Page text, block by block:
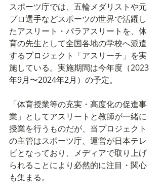
スポーツ庁では、五輪メダリストや元
プロ選手などスポーツの世界で活躍し
たアスリート・パラアスリートを、体
育の先生として全国各地の学校へ派遣
するプロジェクト「アスリーチ」を実
施している。実施期間は今年度（2023
年9月〜2024年2月）の予定。
「体育授業等の充実・高度化の促進事
業」としてアスリートと教師が一緒に
授業を行うものだが、当プロジェクト
の主管はスポーツ庁、運営が日本テレ
ビとなっており、メディアで取り上げ
られることにより必然的に注目・関心
も集まる。